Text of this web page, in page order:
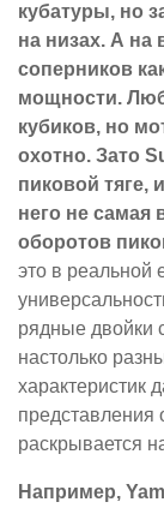
кубатуры, но
на низах. А на
соперников
мощности.
кубиков, но
охотно. Зато
пиковой тяге,
него не самая
оборотов
это в реальной
рядные двойки
настолько
характеристик
представления
раскрывается
Например,